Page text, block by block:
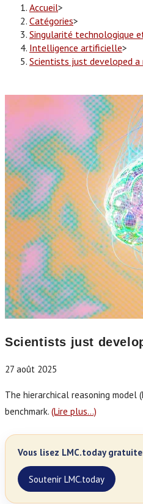
Accueil>
Catégories>
Singularité technologique
Intelligence artificielle>
Scientists just developed
Scientists just
27 août 2025
The hierarchical reasoning model
benchmark. (Lire plus…)
Vous lisez LMC.today
Soutenir LMC.today